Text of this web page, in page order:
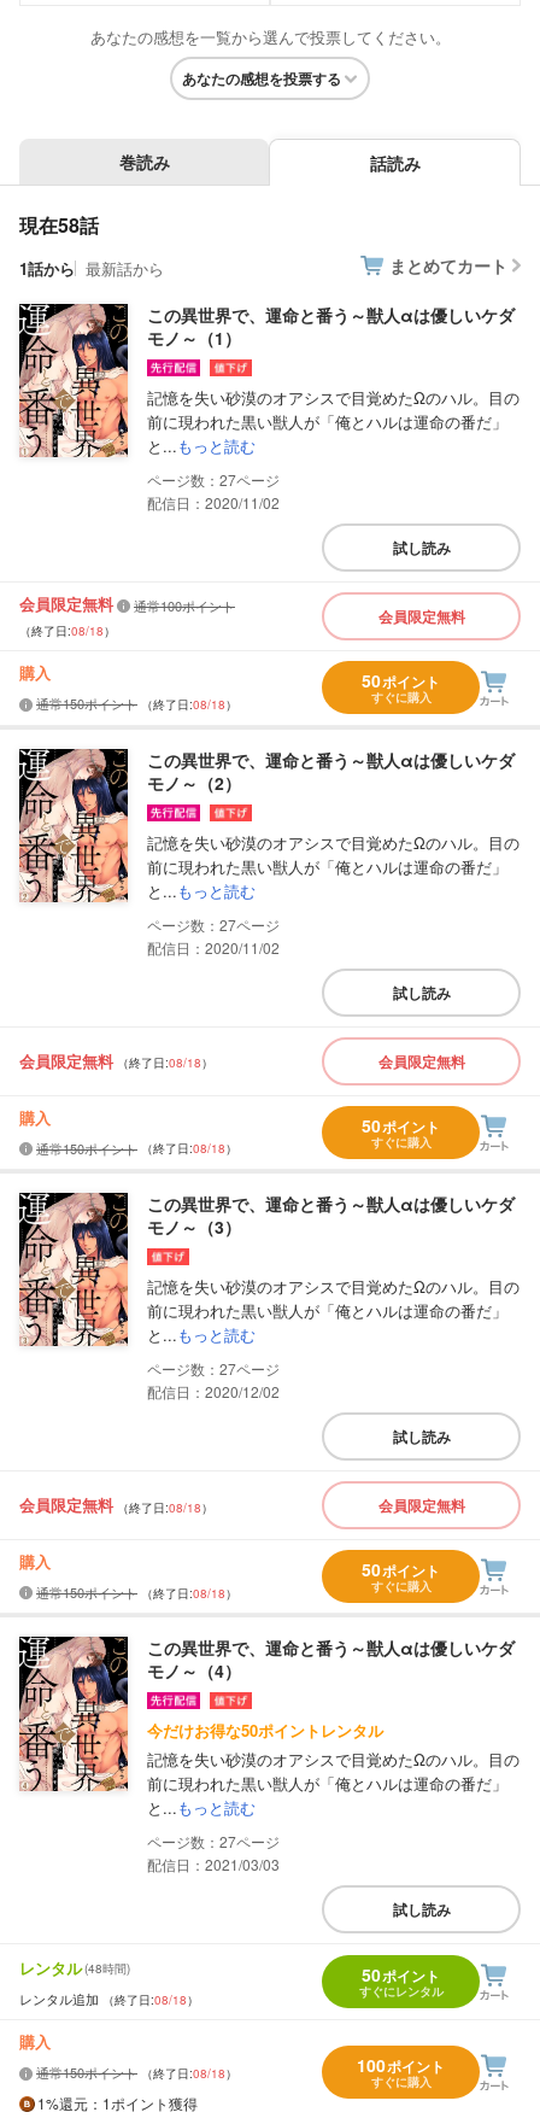
あなたの感想を一覧から選んで投票してください。
あなたの感想を投票する
巻読み 話読み
現在58話
1話から 最新話から まとめてカート
この異世界で、運命と番う～獣人αは優しいケダ
モノ～（1）
記憶を失い砂漠のオアシスで目覚めたΩのハル。目の
前に現われた黒い獣人が「俺とハルは運命の番だ」
と...もっと読む
27
配信日：2020/11/02
試し読み
会員限定無料 通常100ポイント
（終了日:08/18）
会員限定無料
購入
通常150ポイント （終了日:08/18）
50ポイント
すぐに購入
この異世界で、運命と番う～獣人αは優しいケダ
モノ～（2）
記憶を失い砂漠のオアシスで目覚めたΩのハル。目の
前に現われた黒い獣人が「俺とハルは運命の番だ」
と...もっと読む
27
配信日：2020/11/02
試し読み
会員限定無料 （終了日:08/18） 会員限定無料
購入
通常150ポイント （終了日:08/18）
50ポイント
すぐに購入
この異世界で、運命と番う～獣人αは優しいケダ
モノ～（3）
記憶を失い砂漠のオアシスで目覚めたΩのハル。目の
前に現われた黒い獣人が「俺とハルは運命の番だ」
と...もっと読む
27
配信日：2020/12/02
試し読み
会員限定無料 （終了日:08/18） 会員限定無料
購入
通常150ポイント （終了日:08/18）
50ポイント
すぐに購入
この異世界で、運命と番う～獣人αは優しいケダ
モノ～（4）
今だけお得な50ポイントレンタル
記憶を失い砂漠のオアシスで目覚めたΩのハル。目の
前に現われた黒い獣人が「俺とハルは運命の番だ」
と...もっと読む
27
配信日：2021/03/03
試し読み
レンタル(48時間)
レンタル追加 （終了日:08/18）
50ポイント
すぐにレンタル
購入
通常150ポイント （終了日:08/18）
1%還元 ：1ポイント獲得
100ポイント
すぐに購入